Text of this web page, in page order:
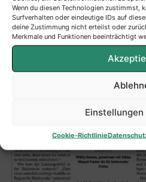
Wenn du diesen Technologien zustimmst,
Surfverhalten oder eindeutige IDs auf
deine Zustimmung nicht erteilst oder
Merkmale und Funktionen beeinträchtigt
Einstellungen
Cookie-Richtlinie